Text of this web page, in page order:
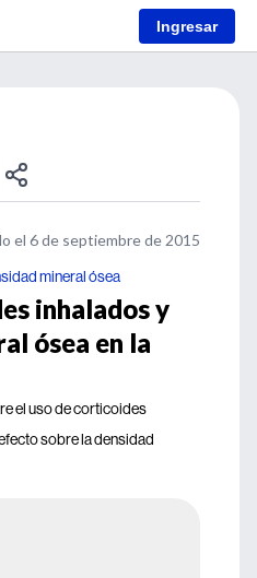
Ingresar
el 6 de septiembre de 2015
mineral ósea
inhalados y
ósea en la
el uso de corticoides
sobre la densidad